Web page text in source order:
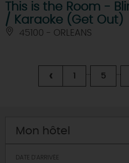
This is the Room -
/ Karaoke (Get Out)
45100 - ORLEANS
‹ 1 ... 5 ...
Mon hôtel